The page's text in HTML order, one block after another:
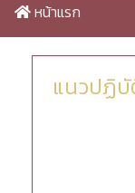
หน้าแรก
แนวปฏิบั